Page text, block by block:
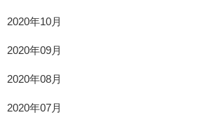
2020年10月
2020年09月
2020年08月
2020年07月